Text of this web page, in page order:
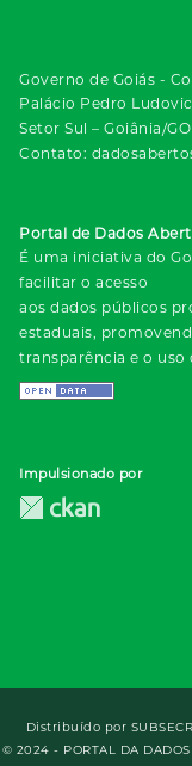
Governo de Goiás -
Palácio Pedro
Setor Sul – Goiânia/
Contato:
Portal de Dados
É uma iniciativa do
facilitar o acesso
aos dados públicos
estaduais,
transparência e o uso
Impulsionado por
Distribuído por
© 2024 - PORTAL DA